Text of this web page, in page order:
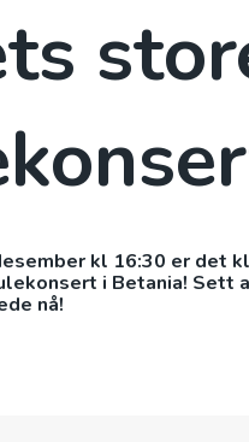
kl 16:30 er det
i Betania! Sett
nå!